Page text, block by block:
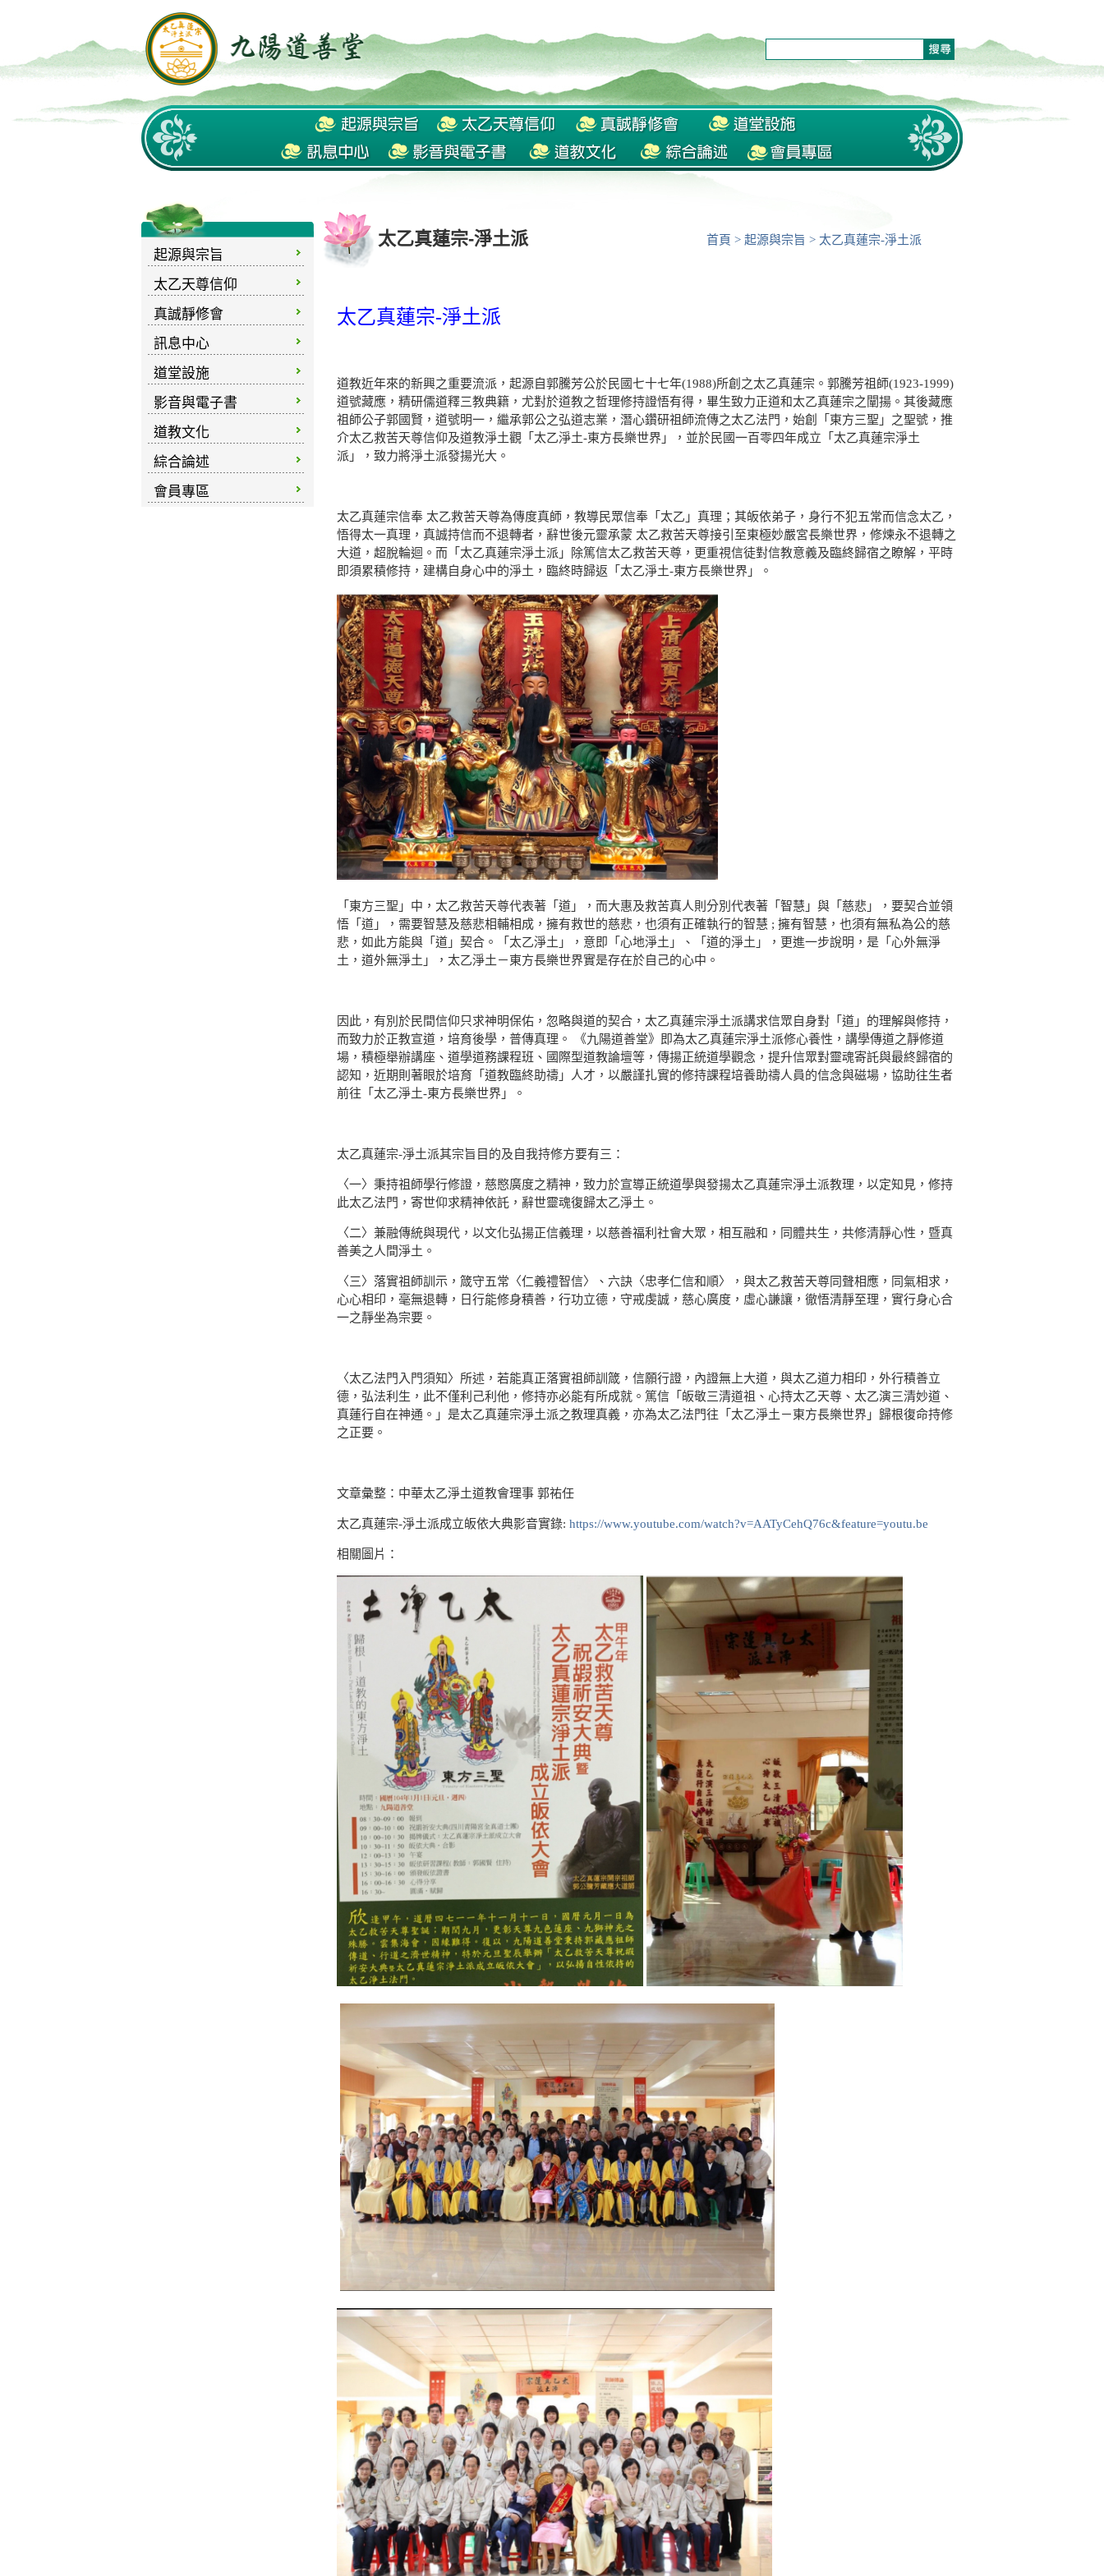
起源與宗旨
太乙天尊信仰
真誠靜修會
訊息中心
道堂設施
影音與電子書
道教文化
綜合論述
會員專區
太乙真蓮宗-淨土派 首頁 > 起源與宗旨 > 太乙真蓮宗-淨土派
太乙真蓮宗-淨土派
道教近年來的新興之重要流派，起源自郭騰芳公於民國七十七年(1988)所創之太乙真蓮宗。郭騰芳祖師(1923-1999)
道號藏應，精研儒道釋三教典籍，尤對於道教之哲理修持證悟有得，畢生致力正道和太乙真蓮宗之闡揚。其後藏應
祖師公子郭國賢，道號明一，繼承郭公之弘道志業，潛心鑽研祖師流傳之太乙法門，始創「東方三聖」之聖號，推
介太乙救苦天尊信仰及道教淨土觀「太乙淨土-東方長樂世界」，並於民國一百零四年成立「太乙真蓮宗淨土
派」，致力將淨土派發揚光大。
太乙真蓮宗信奉 太乙救苦天尊為傳度真師，教導民眾信奉「太乙」真理；其皈依弟子，身行不犯五常而信念太乙，
悟得太一真理，真誠持信而不退轉者，辭世後元靈承蒙 太乙救苦天尊接引至東極妙嚴宮長樂世界，修煉永不退轉之
大道，超脫輪迴。而「太乙真蓮宗淨土派」除篤信太乙救苦天尊，更重視信徒對信教意義及臨終歸宿之瞭解，平時
即須累積修持，建構自身心中的淨土，臨終時歸返「太乙淨土-東方長樂世界」。
「東方三聖」中，太乙救苦天尊代表著「道」，而大惠及救苦真人則分別代表著「智慧」與「慈悲」，要契合並領
悟「道」，需要智慧及慈悲相輔相成，擁有救世的慈悲，也須有正確執行的智慧 ; 擁有智慧，也須有無私為公的慈
悲，如此方能與「道」契合。「太乙淨土」，意即「心地淨土」、「道的淨土」，更進一步說明，是「心外無淨
土，道外無淨土」，太乙淨土－東方長樂世界實是存在於自己的心中。
因此，有別於民間信仰只求神明保佑，忽略與道的契合，太乙真蓮宗淨土派講求信眾自身對「道」的理解與修持，
而致力於正教宣道，培育後學，普傳真理。 《九陽道善堂》即為太乙真蓮宗淨土派修心養性，講學傳道之靜修道
場，積極舉辦講座、道學道務課程班、國際型道教論壇等，傳揚正統道學觀念，提升信眾對靈魂寄託與最終歸宿的
認知，近期則著眼於培育「道教臨終助禱」人才，以嚴謹扎實的修持課程培養助禱人員的信念與磁場，協助往生者
前往「太乙淨土-東方長樂世界」。
太乙真蓮宗-淨土派其宗旨目的及自我持修方要有三：
〈一〉秉持祖師學行修證，慈愍廣度之精神，致力於宣導正統道學與發揚太乙真蓮宗淨土派教理，以定知見，修持
此太乙法門，寄世仰求精神依託，辭世靈魂復歸太乙淨土。
〈二〉兼融傳統與現代，以文化弘揚正信義理，以慈善福利社會大眾，相互融和，同體共生，共修清靜心性，暨真
善美之人間淨土。
〈三〉落實祖師訓示，箴守五常〈仁義禮智信〉、六訣〈忠孝仁信和順〉，與太乙救苦天尊同聲相應，同氣相求，
心心相印，毫無退轉，日行能修身積善，行功立德，守戒虔誠，慈心廣度，虛心謙讓，徹悟清靜至理，實行身心合
一之靜坐為宗要。
〈太乙法門入門須知〉所述，若能真正落實祖師訓箴，信願行證，內證無上大道，與太乙道力相印，外行積善立
德，弘法利生，此不僅利己利他，修持亦必能有所成就。篤信「皈敬三清道祖、心持太乙天尊、太乙演三清妙道、
真蓮行自在神通。」是太乙真蓮宗淨土派之教理真義，亦為太乙法門往「太乙淨土－東方長樂世界」歸根復命持修
之正要。
文章彙整：中華太乙淨土道教會理事 郭祐任
太乙真蓮宗-淨土派成立皈依大典影音實錄: https://www.youtube.com/watch?v=AATyCehQ76c&feature=youtu.be
相關圖片：